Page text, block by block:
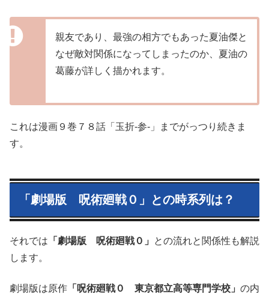
親友であり、最強の相方でもあった夏油傑と
なぜ敵対関係になってしまったのか、夏油の
葛藤が詳しく描かれます。
これは漫画９巻７８話「玉折-参-」までがっつり続きま
す。
「劇場版 呪術廻戦０」との時系列は？
それでは 「劇場版 呪術廻戦０」
との流れと関係性も解説
します。
劇場版は原作 「呪術廻戦０ 東京都立高等専門学校」 の内